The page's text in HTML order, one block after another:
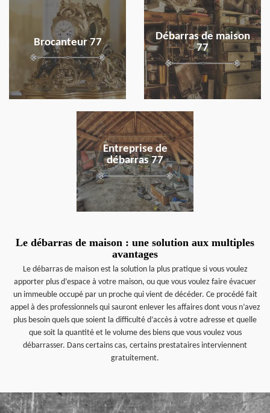
Brocanteur 77
en savoir plus
Débarras de maison
77
en savoir plus
Entreprise de
débarras 77
en savoir plus
Le débarras de maison : une solution aux multiples
avantages
Le débarras de maison est la solution la plus pratique si vous voulez
apporter plus d’espace à votre maison, ou que vous voulez faire évacuer
un immeuble occupé par un proche qui vient de décéder. Ce procédé fait
appel à des professionnels qui sauront enlever les affaires dont vous n’avez
plus besoin quels que soient la difficulté d’accès à votre adresse et quelle
que soit la quantité et le volume des biens que vous voulez vous
débarrasser. Dans certains cas, certains prestataires interviennent
gratuitement.